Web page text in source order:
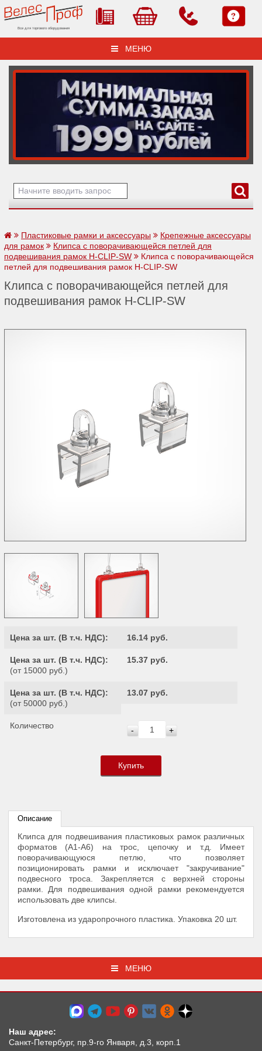
Все для торгового оборудования
МЕНЮ
Пластиковые рамки и аксессуары
Крепежные аксессуары
для рамок
Клипса с поворачивающейся петлей для
подвешивания рамок H-CLIP-SW
Клипса с поворачивающейся
петлей для подвешивания рамок H-CLIP-SW
Клипса с поворачивающейся петлей для
подвешивания рамок H-CLIP-SW
Цена за шт. (В т.ч. НДС): 16.14 руб.
Цена за шт. (В т.ч. НДС):
(от 15000 руб.)
15.37 руб.
Цена за шт. (В т.ч. НДС):
(от 50000 руб.)
13.07 руб.
Количество - +
Купить
Описание
Клипса для подвешивания пластиковых рамок различных
форматов (A1-A6) на трос, цепочку и т.д. Имеет
поворачивающуюся петлю, что позволяет
позиционировать рамки и исключает "закручивание"
подвесного троса. Закрепляется с верхней стороны
рамки. Для подвешивания одной рамки рекомендуется
использовать две клипсы.
Изготовлена из ударопрочного пластика. Упаковка 20 шт.
МЕНЮ
Наш адрес:
Санкт-Петербург, пр.9-го Января, д.3, корп.1